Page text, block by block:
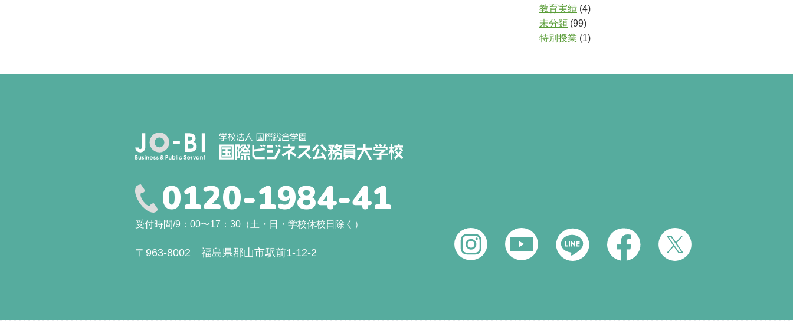
教育実績 (4)
未分類 (99)
特別授業 (1)
0120-1984-41
受付時間/9：00〜17：30（土・日・学校休校日除く）
〒963-8002 福島県郡山市駅前1-12-2